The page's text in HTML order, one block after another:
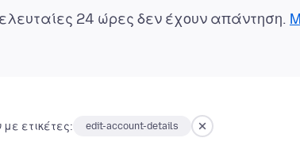
24 ώρες δεν έχουν απάντηση.
ετικέτες: edit-account-details